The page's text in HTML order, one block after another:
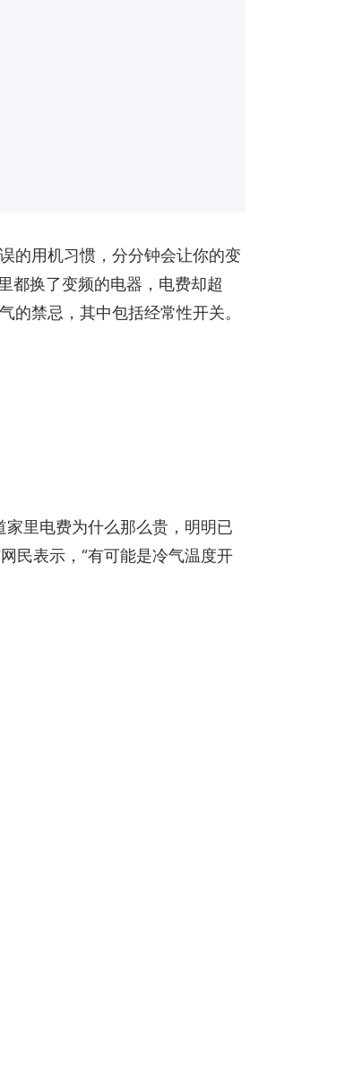
的用机习惯，分分钟会让你的变
都换了变频的电器，电费却超
禁忌，其中包括经常性开关。
里电费为什么那么贵，明明已
民表示，“有可能是冷气温度开